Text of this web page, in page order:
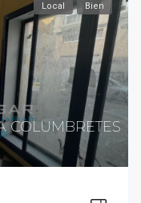
Local Bien
COLUMBRETES